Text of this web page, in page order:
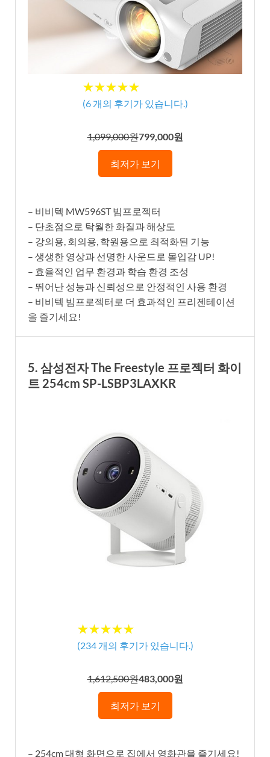
★★★★★
★★★★★
(6개의 후기가 있습니다.)
1,099,000원799,000원
최저가 보기
– 비비텍 MW596ST 빔프로젝터
– 단초점으로 탁월한 화질과 해상도
– 강의용, 회의용, 학원용으로 최적화된 기능
– 생생한 영상과 선명한 사운드로 몰입감 UP!
– 효율적인 업무 환경과 학습 환경 조성
– 뛰어난 성능과 신뢰성으로 안정적인 사용 환경
– 비비텍 빔프로젝터로 더 효과적인 프리젠테이션
을 즐기세요!
5. 삼성전자 The Freestyle 프로젝터 화이
트 254cm SP-LSBP3LAXKR
★★★★★
★★★★★
(234개의 후기가 있습니다.)
1,612,500원483,000원
최저가 보기
– 254cm 대형 화면으로 집에서 영화관을 즐기세요!